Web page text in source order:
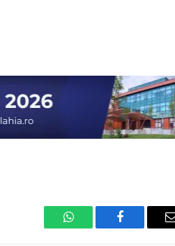
WhatsAppFacebook